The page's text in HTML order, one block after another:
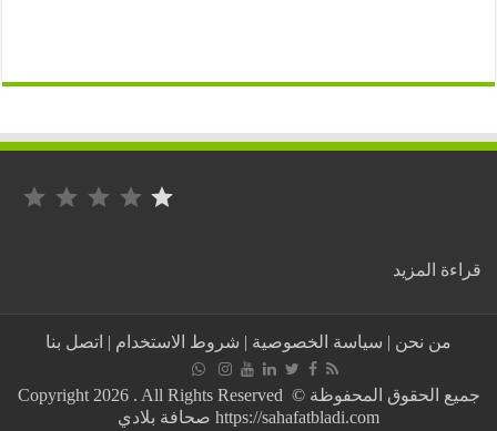
المزيد :
مولودية
لكرة
من نحن| سياسة الخصوصية|شروط الاستخدام|اتصل بنا
جميع الحقوق المحفوظة © Copyright 2026 . All Rights Reserved
https://sahafatbladi.com صحافة بلادي